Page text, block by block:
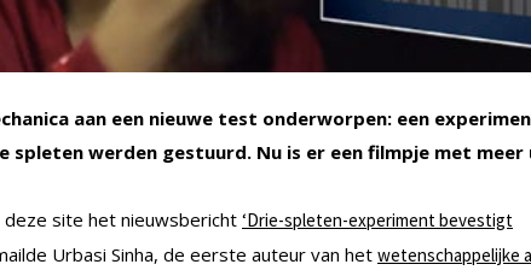
aan een nieuwe test onderworpen: een
werden gestuurd. Nu is er een filmpje met meer
site het nieuwsbericht ‘Drie-spleten-experiment bevestigt
Urbasi Sinha, de eerste auteur van het wetenschappelijke